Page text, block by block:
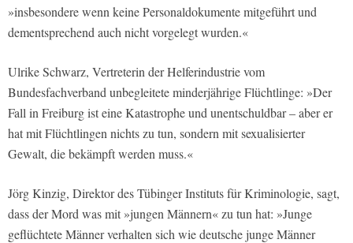
»insbesondere wenn keine Personaldokumente mitgeführt und
dementsprechend auch nicht vorgelegt wurden.«
Ulrike Schwarz, Vertreterin der Helferindustrie vom
Bundesfachverband unbegleitete minderjährige Flüchtlinge: »Der
Fall in Freiburg ist eine Katastrophe und unentschuldbar – aber er
hat mit Flüchtlingen nichts zu tun, sondern mit sexualisierter
Gewalt, die bekämpft werden muss.«
Jörg Kinzig, Direktor des Tübinger Instituts für Kriminologie, sagt,
dass der Mord was mit »jungen Männern« zu tun hat: »Junge
geflüchtete Männer verhalten sich wie deutsche junge Männer